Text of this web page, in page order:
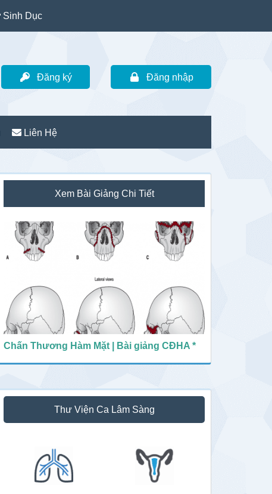
Sinh Dục
Đăng ký Đăng nhập
Liên Hệ
Sidebar
chính
Xem Bài Giảng Chi Tiết
Chấn Thương Hàm Mặt | Bài giảng CĐHA *
Thư Viện Ca Lâm Sàng